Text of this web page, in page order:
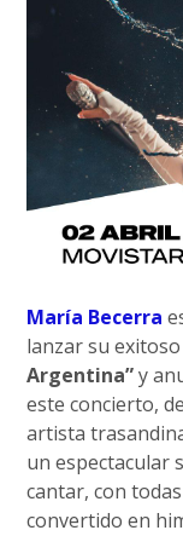
María Becerra
lanzar su
Argentina”y
este concierto,
artista
un espectacular
cantar, con
convertido en